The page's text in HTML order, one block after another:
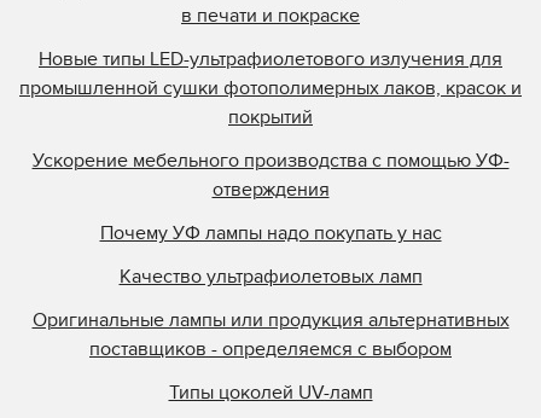
в печати и покраске
Новые типы LED-ультрафиолетового излучения для
промышленной сушки фотополимерных лаков, красок и
покрытий
Ускорение мебельного производства с помощью УФ-
отверждения
Почему УФ лампы надо покупать у нас
Качество ультрафиолетовых ламп
Оригинальные лампы или продукция альтернативных
поставщиков - определяемся с выбором
Типы цоколей UV-ламп